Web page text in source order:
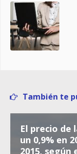
También te
El precio de
un 0,9% en
2015, según